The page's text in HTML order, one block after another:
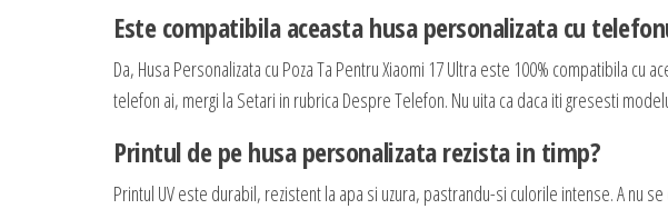
Este compatibila aceasta husa personalizata cu
Da, Husa Personalizata cu Poza Ta Pentru Xiaomi 17 Ultra este 100% compatibila
telefon ai, mergi la Setari in rubrica Despre Telefon. Nu uita ca daca iti gresesti
Printul de pe husa personalizata rezista in timp?
Printul UV este durabil, rezistent la apa si uzura, pastrandu-si culorile intense. A nu